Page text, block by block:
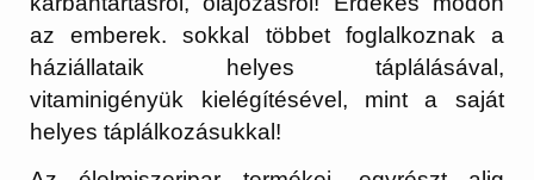
az emberek. sokkal többet foglalkoznak a
háziállataik helyes táplálásával,
vitaminigényük kielégítésével, mint a saját
helyes táplálkozásukkal!